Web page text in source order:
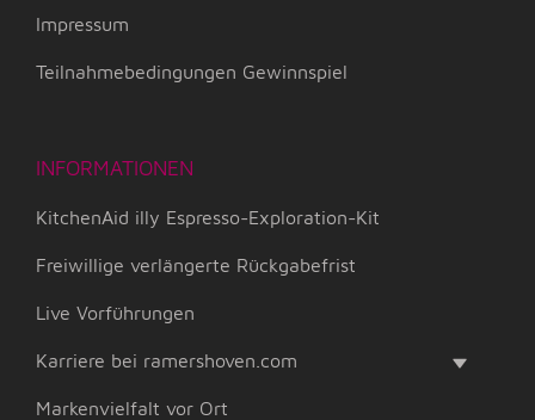
Impressum
Teilnahmebedingungen Gewinnspiel
INFORMATIONEN
KitchenAid illy Espresso-Exploration-Kit
Freiwillige verlängerte Rückgabefrist
Live Vorführungen
Karriere bei ramershoven.com
Markenvielfalt vor Ort